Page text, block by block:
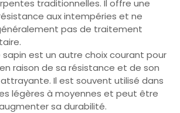
traditionnelles. Il offre une
aux intempéries et ne
pas de traitement
sapin est un autre choix courant pour
raison de sa résistance et de son
Il est souvent utilisé dans
légères à moyennes et peut être
sa durabilité.